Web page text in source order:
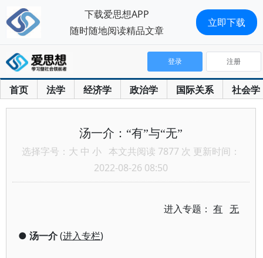
首页 法学 经济学 政治学 国际关系 社会学
登录 注册
汤一介：“有”与“无”
选择字号： 大 中 小 本文共阅读 7877 次 更新时间：
2022-08-26 08:50
进入专题：有 无
● 汤一介(进入专栏)
下载爱思想APP
随时随地阅读精品文章
立即下载